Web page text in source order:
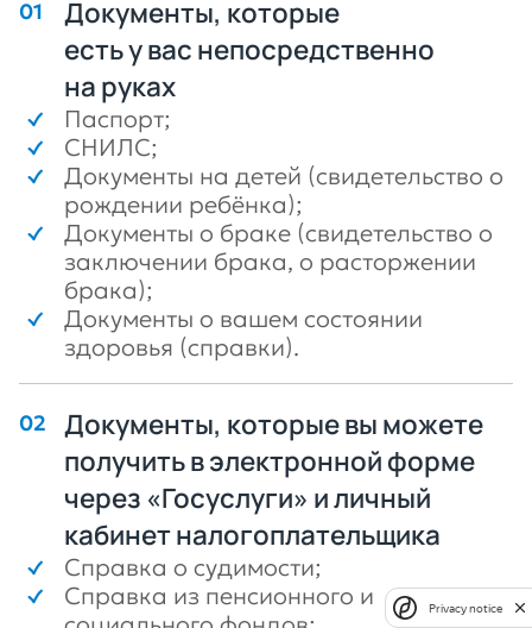
Документы, которые
есть у вас непосредственно
на руках
Паспорт;
СНИЛС;
Документы на детей (свидетельство о
рождении ребёнка);
Документы о браке (свидетельство о
заключении брака, о расторжении
брака);
Документы о вашем состоянии
здоровья (справки).
Документы, которые вы можете
получить в электронной форме
через «Госуслуги» и личный
кабинет налогоплательщика
Справка о судимости;
Справка из пенсионного и
Privacy notice